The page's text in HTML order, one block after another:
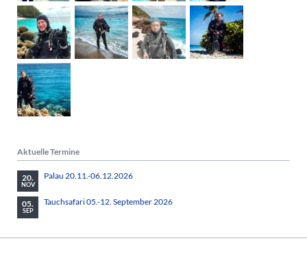
Aktuelle Termine
20.
NOV
Palau 20.11.-06.12.2026
05.
SEP
Tauchsafari 05.-12. September 2026